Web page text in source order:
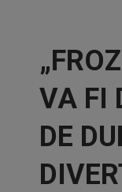
VA FI
DE